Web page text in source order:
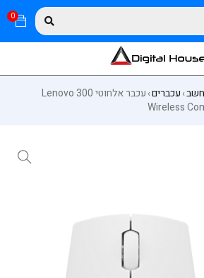
0
›עכברים›
עכבר אלחוטי Lenovo 300
Wireless